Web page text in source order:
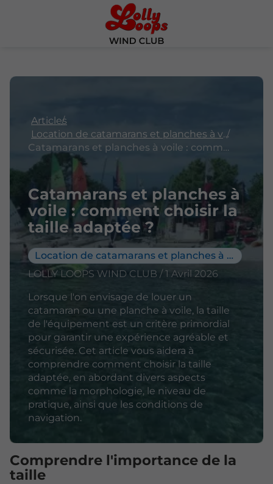
Articles
Location de catamarans et planches à voile
Catamarans et planches à voile : comment choisir la taille adaptée ?
Catamarans et planches à
voile : comment choisir la
taille adaptée ?
Location de catamarans et planches à voile
LOLLY LOOPS WIND CLUB / 1 Avril 2026
Lorsque l'on envisage de louer un
catamaran ou une planche à voile, la taille
de l'équipement est un critère primordial
pour garantir une expérience agréable et
sécurisée. Cet article vous aidera à
comprendre comment choisir la taille
adaptée, en abordant divers aspects
comme la morphologie, le niveau de
pratique, ainsi que les conditions de
navigation.
Comprendre l'importance de la
taille